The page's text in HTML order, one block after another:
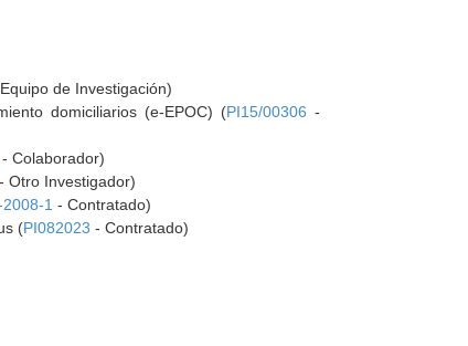
de Investigación)
domiciliarios (e-EPOC) (PI15/00306 -
- Colaborador)
- Otro Investigador)
1 - Contratado)
(PI082023 - Contratado)